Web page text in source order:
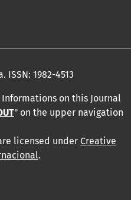
ISSN: 1982-4513
on this Journal
" on the upper navigation
licensed under Creative
.